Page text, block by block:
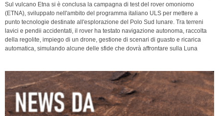
Sul vulcano Etna si è conclusa la campagna di test del rover omoniomo
(ETNA), sviluppato nell'ambito del programma italiano ULS per mettere a
punto tecnologie destinate all'esplorazione del Polo Sud lunare. Tra terreni
lavici e pendii accidentati, il rover ha testato navigazione autonoma, raccolta
della regolite, impiego di un drone, gestione di scenari di guasto e ricarica
automatica, simulando alcune delle sfide che dovrà affrontare sulla Luna